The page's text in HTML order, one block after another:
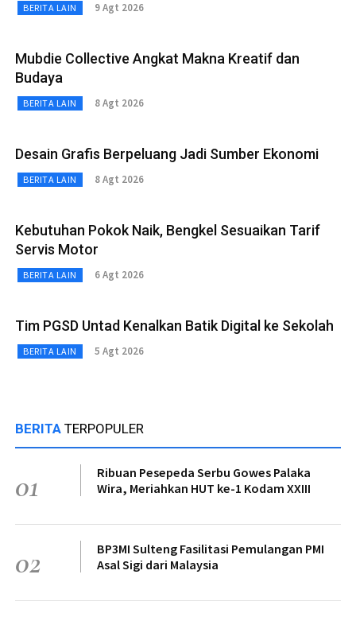
BERITA LAIN 9 Agt 2026
Mubdie Collective Angkat Makna Kreatif dan
Budaya
BERITA LAIN 8 Agt 2026
Desain Grafis Berpeluang Jadi Sumber Ekonomi
BERITA LAIN 8 Agt 2026
Kebutuhan Pokok Naik, Bengkel Sesuaikan Tarif
Servis Motor
BERITA LAIN 6 Agt 2026
Tim PGSD Untad Kenalkan Batik Digital ke Sekolah
BERITA LAIN 5 Agt 2026
BERITA TERPOPULER
01
Ribuan Pesepeda Serbu Gowes Palaka
Wira, Meriahkan HUT ke-1 Kodam XXIII
02
BP3MI Sulteng Fasilitasi Pemulangan PMI
Asal Sigi dari Malaysia